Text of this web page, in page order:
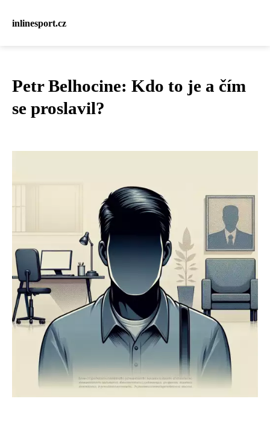
inlinesport.cz
Petr Belhocine: Kdo to je a čím
se proslavil?